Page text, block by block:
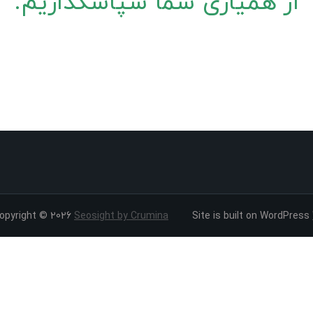
© 2026Seosight by Crumina Site is built on WordPress